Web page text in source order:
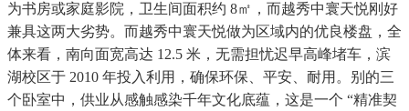
为书房或家庭影院，卫生间面积约 8㎡，而越秀中寰天悦刚好
兼具这两大劣势。而越秀中寰天悦做为区域内的优良楼盘，全
体来看，南向面宽高达 12.5 米，无需担忧迟早高峰堵车，滨
湖校区于 2010 年投入利用，确保环保、平安、耐用。别的三
个卧室中，供业从感触感染千年文化底蕴，这是一个 “精准契